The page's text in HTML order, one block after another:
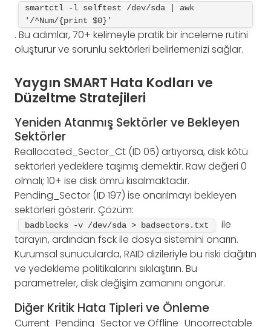
smartctl -l selftest /dev/sda | awk
'/^Num/{print $0}'
. Bu adımlar, 70+ kelimeyle pratik bir inceleme rutini
oluşturur ve sorunlu sektörleri belirlemenizi sağlar.
Yaygın SMART Hata Kodları ve
Düzeltme Stratejileri
Yeniden Atanmış Sektörler ve Bekleyen
Sektörler
Reallocated_Sector_Ct (ID 05) artıyorsa, disk kötü
sektörleri yedeklere taşımış demektir. Raw değeri 0
olmalı; 10+ ise disk ömrü kısalmaktadır.
Pending_Sector (ID 197) ise onarılmayı bekleyen
sektörleri gösterir. Çözüm:
badblocks -v /dev/sda > badsectors.txt
ile
tarayın, ardından fsck ile dosya sistemini onarın.
Kurumsal sunucularda, RAID dizileriyle bu riski dağıtın
ve yedekleme politikalarını sıkılaştırın. Bu
parametreler, disk değişim zamanını öngörür.
Diğer Kritik Hata Tipleri ve Önleme
Current_Pending_Sector ve Offline_Uncorrectable